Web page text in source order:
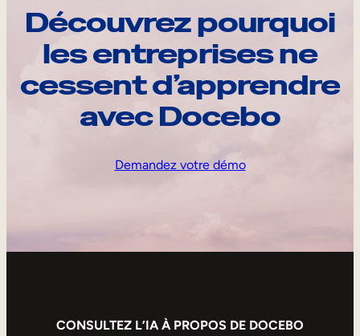
Découvrez pourquoi
les entreprises ne
cessent d’apprendre
avec Docebo
Demandez votre démo
CONSULTEZ L’IA À PROPOS DE DOCEBO